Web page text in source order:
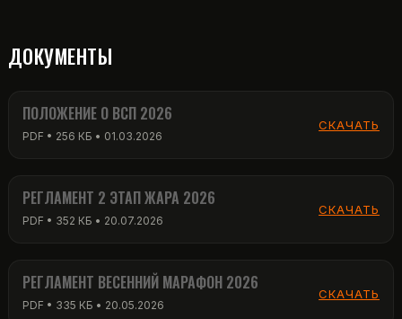
ДОКУМЕНТЫ
ПОЛОЖЕНИЕ О ВСП 2026
PDF • 256 КБ • 01.03.2026
СКАЧАТЬ
РЕГЛАМЕНТ 2 ЭТАП ЖАРА 2026
PDF • 352 КБ • 20.07.2026
СКАЧАТЬ
РЕГЛАМЕНТ ВЕСЕННИЙ МАРАФОН 2026
PDF • 335 КБ • 20.05.2026
СКАЧАТЬ